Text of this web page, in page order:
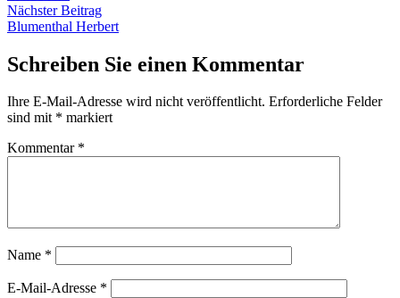
Nächster BeitragNächster
Beitrag:
Blumenthal Herbert
Schreiben Sie einen Kommentar
Ihre E-Mail-Adresse wird nicht veröffentlicht. Erforderliche Felder
sind mit * markiert
Kommentar *
Name *
E-Mail-Adresse *